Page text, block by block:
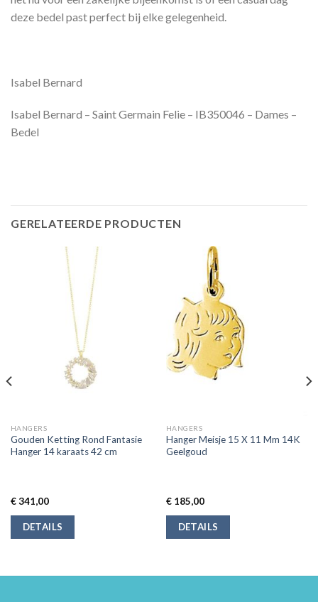
deze bedel past perfect bij elke gelegenheid.
Isabel Bernard
Isabel Bernard – Saint Germain Felie – IB350046 – Dames –
Bedel
GERELATEERDE PRODUCTEN
HANGERS
Gouden Ketting Rond Fantasie
Hanger 14 karaats 42 cm
€341,00
DETAILS
HANGERS
Hanger Meisje 15 X 11 Mm 14K
Geelgoud
€185,00
DETAILS